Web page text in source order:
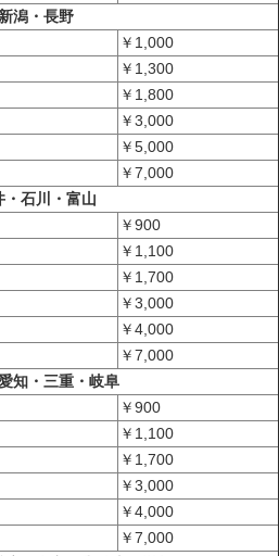
新潟・長野
￥1,000
￥1,300
￥1,800
￥3,000
￥5,000
￥7,000
・石川・富山
￥900
￥1,100
￥1,700
￥3,000
￥4,000
￥7,000
知・三重・岐阜
￥900
￥1,100
￥1,700
￥3,000
￥4,000
￥7,000